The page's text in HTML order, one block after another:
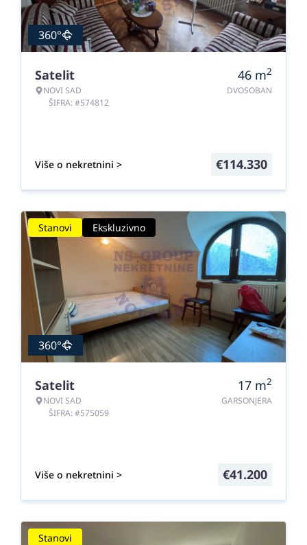
360°
Satelit
NOVI SAD
ŠIFRA: #574812
46 m2
DVOSOBAN
Više o nekretnini > €114.330
Stanovi Ekskluzivno
360°
Satelit
NOVI SAD
ŠIFRA: #575059
17 m2
GARSONJERA
Više o nekretnini > €41.200
Stanovi